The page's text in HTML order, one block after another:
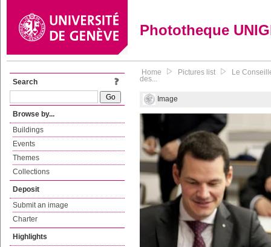
Phototheque
Search
Browse by...
Buildings
Events
Themes
Collections
Deposit
Submit an image
Charter
Highlights
Home Pictures list Le
des...
Image